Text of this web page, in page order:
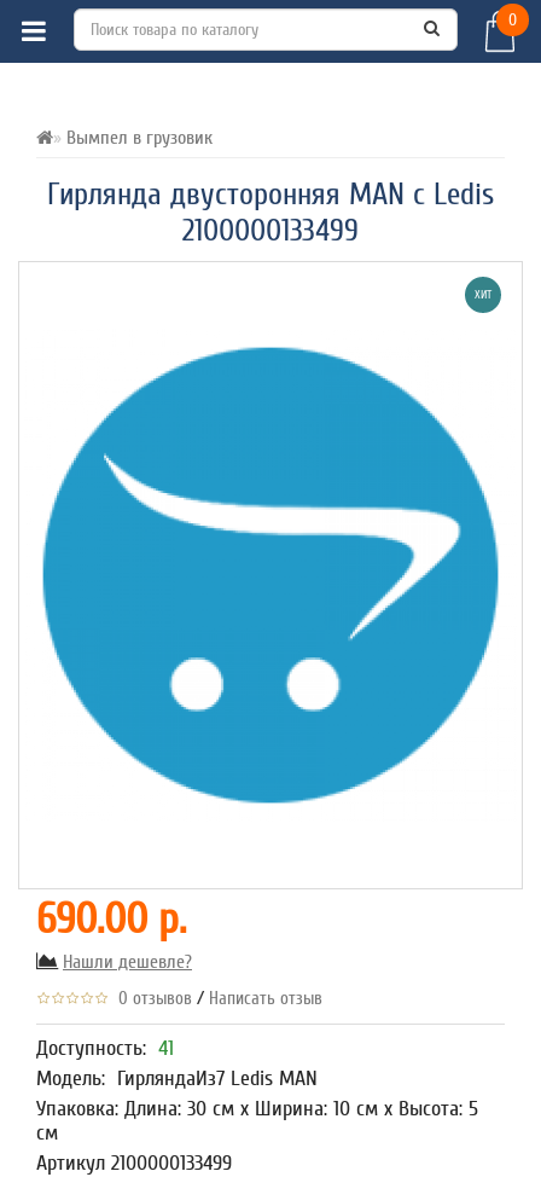
0
Вымпел в грузовик
Гирлянда двусторонняя MAN с Ledis
2100000133499
ВСЕ О ТОВАРЕ ХАРАКТЕРИСТИКИ
ХИТ
690.00 р.
Нашли дешевле?
0 отзывов / Написать отзыв
Доступность: 41
Модель: ГирляндаИз7 Ledis MAN
Упаковка: Длина: 30 см x Ширина: 10 см x Высота: 5
см
Артикул 2100000133499